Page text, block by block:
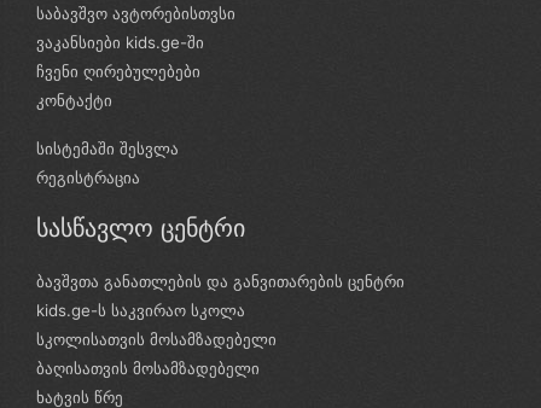
საბავშვო ავტორებისთვსი
ვაკანსიები kids.ge-ში
ჩვენი ღირებულებები
კონტაქტი
სისტემაში შესვლა
რეგისტრაცია
სასწავლო ცენტრი
ბავშვთა განათლების და განვითარების ცენტრი
kids.ge-ს საკვირაო სკოლა
სკოლისათვის მოსამზადებელი
ბაღისათვის მოსამზადებელი
ხატვის წრე